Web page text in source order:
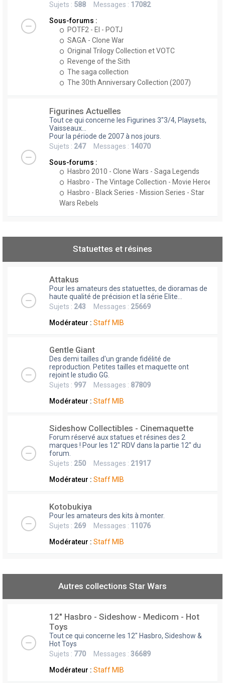
Sujets : 588 Messages : 17082
Sous-forums :
POTF2 - EI - POTJ
SAGA - Clone War
Original Trilogy Collection et VOTC
Revenge of the Sith
The saga collection
The 30th Anniversary Collection (2007)
Figurines Actuelles
Tout ce qui concerne les Figurines 3"3/4, Playsets,
Vaisseaux...
Pour la période de 2007 à nos jours.
Sujets : 247Messages : 14070
Sous-forums :
Hasbro 2010 - Clone Wars - Saga Legends
Hasbro - The Vintage Collection - Movie Heroes
Hasbro - Black Series - Mission Series - Star
Wars Rebels
Statuettes et résines
Attakus
Pour les amateurs des statuettes, de dioramas de
haute qualité de précision et la série Elite...
Sujets : 243 Messages : 25669
Modérateur : Staff MIB
Gentle Giant
Des demi tailles d'un grande fidélité de
reproduction. Petites tailles et maquette ont
rejoint le studio GG.
Sujets : 997Messages : 87809
Modérateur : Staff MIB
Sideshow Collectibles - Cinemaquette
Forum réservé aux statues et résines des 2
marques ! Pour les 12" RDV dans la partie 12" du
forum.
Sujets : 250 Messages : 21917
Modérateur : Staff MIB
Kotobukiya
Pour les amateurs des kits à monter.
Sujets : 269 Messages : 11076
Modérateur : Staff MIB
Autres collections Star Wars
12" Hasbro - Sideshow - Medicom - Hot
Toys
Tout ce qui concerne les 12" Hasbro, Sideshow &
Hot Toys
Sujets : 770 Messages : 36689
Modérateur : Staff MIB